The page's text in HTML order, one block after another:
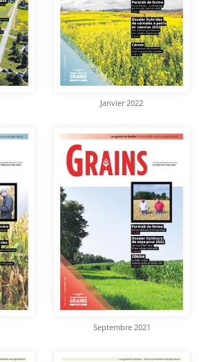
Janvier 2022
Septembre 2021